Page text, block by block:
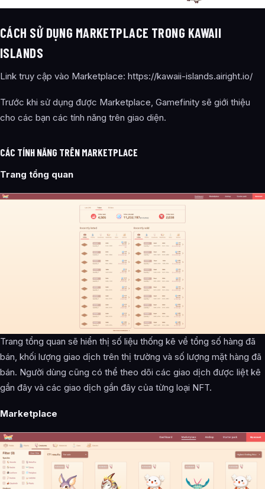
CÁCH SỬ DỤNG MARKETPLACE TRONG KAWAII
ISLANDS
Link truy cập vào Marketplace: https://kawaii-islands.airight.io/
Trước khi sử dụng được Marketplace, Gamefinity sẽ giới thiệu
cho các bạn các tính năng trên giao diện.
CÁC TÍNH NĂNG TRÊN MARKETPLACE
Trang tổng quan
Trang tổng quan sẽ hiển thị số liệu thống kê về tổng số hàng đã
bán, khối lượng giao dịch trên thị trường và số lượng mặt hàng đã
bán. Người dùng cũng có thể theo dõi các giao dịch được liệt kê
gần đây và các giao dịch gần đây của từng loại NFT.
Marketplace